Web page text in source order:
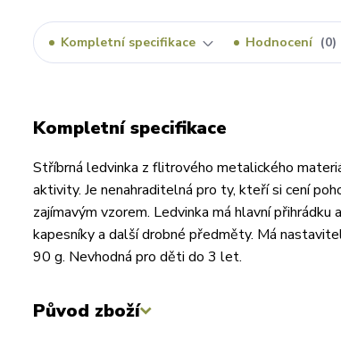
Kompletní specifikace Hodnocení 0
Kompletní specifikace
Stříbrná ledvinka z flitrového metalického
aktivity. Je nenahraditelná pro ty, kteří si cení
zajímavým vzorem. Ledvinka má hlavní
kapesníky a další drobné předměty. Má
90 g. Nevhodná pro děti do 3 let.
Původ zboží